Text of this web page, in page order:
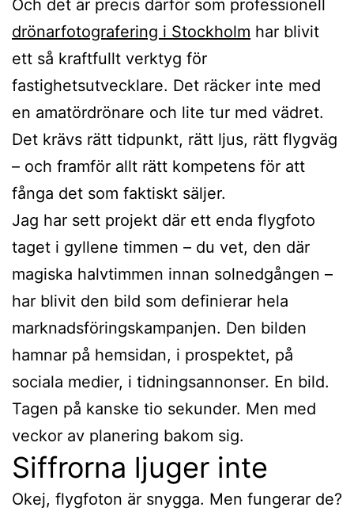
Och det är precis därför som professionell
drönarfotografering i Stockholm har blivit
ett så kraftfullt verktyg för
fastighetsutvecklare. Det räcker inte med
en amatördrönare och lite tur med vädret.
Det krävs rätt tidpunkt, rätt ljus, rätt flygväg
– och framför allt rätt kompetens för att
fånga det som faktiskt säljer.
Jag har sett projekt där ett enda flygfoto
taget i gyllene timmen – du vet, den där
magiska halvtimmen innan solnedgången –
har blivit den bild som definierar hela
marknadsföringskampanjen. Den bilden
hamnar på hemsidan, i prospektet, på
sociala medier, i tidningsannonser. En bild.
Tagen på kanske tio sekunder. Men med
veckor av planering bakom sig.
Siffrorna ljuger inte
Okej, flygfoton är snygga. Men fungerar de?